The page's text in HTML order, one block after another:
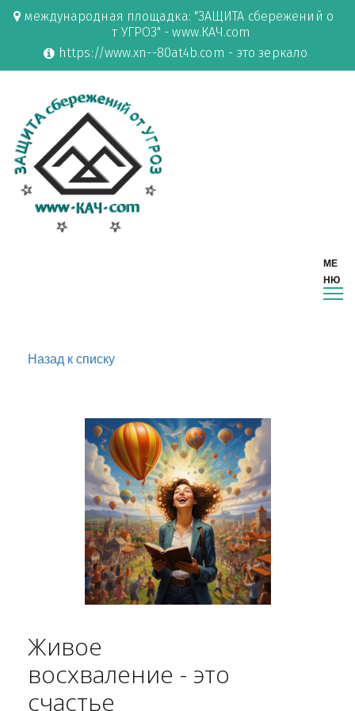
международная площадка: "ЗАЩИТА сбережений о
т УГРОЗ" - www.КАЧ.com
https://www.xn--80at4b.com - это зеркало
Назад к списку
Живое
восхваление - это
счастье